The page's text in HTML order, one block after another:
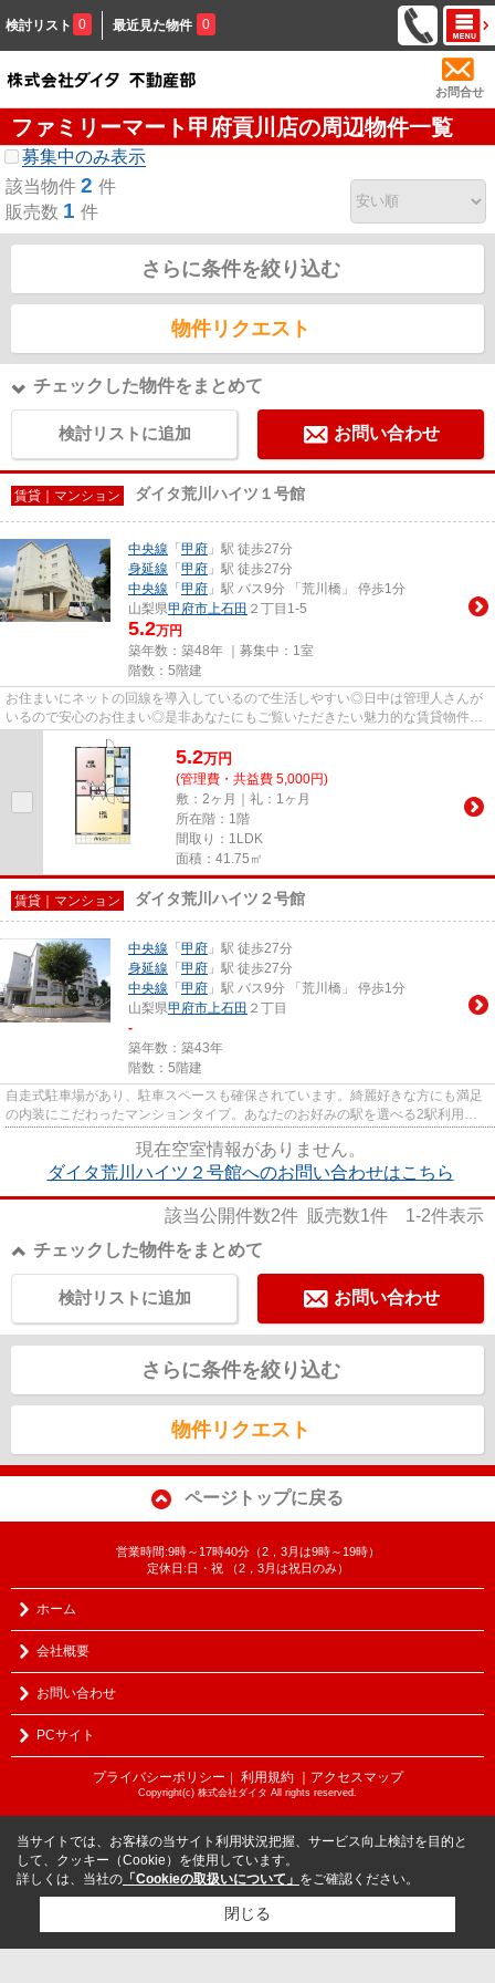
検討リスト 0 最近見た物件 0
お問合せ
ファミリーマート甲府貢川店の周辺物件一覧
募集中のみ表示
該当物件 2 件
販売数 1 件
さらに条件を絞り込む
物件リクエスト
チェックした物件をまとめて
検討リストに追加 お問い合わせ
賃貸｜マンション ダイタ荒川ハイツ１号館
中央線 「 甲府 」駅 徒歩27分
身延線 「 甲府 」駅 徒歩27分
中央線 「 甲府 」駅 バス9分 「荒川橋」 停歩1分
山梨県甲府市上石田 ２丁目1-5
5.2万円
築年数：築48年 ｜募集中： 1室
階数：5階建
お住まいにネットの回線を導入しているので生活しやすい◎日中は管理人さんが
いるので安心のお住まい◎是非あなたにもご覧いただきたい魅力的な賃貸物件◎
よくパソコンを利用する方やスマ...
5.2万円
(管理費・共益費 5,000円)
敷：2ヶ月｜礼：1ヶ月
所在階：1階
間取り：1LDK
面積：41.75㎡
賃貸｜マンション ダイタ荒川ハイツ２号館
中央線 「 甲府 」駅 徒歩27分
身延線 「 甲府 」駅 徒歩27分
中央線 「 甲府 」駅 バス9分 「荒川橋」 停歩1分
山梨県甲府市上石田 ２丁目
-
築年数：築43年
階数：5階建
自走式駐車場があり、駐車スペースも確保されています。綺麗好きな方にも満足
の内装にこだわったマンションタイプ。あなたのお好みの駅を選べる2駅利用可
現在空室情報がありません。
ダイタ荒川ハイツ２号館へのお問い合わせはこちら
該当公開件数2件 販売数1件 1-2件表示
チェックした物件をまとめて
お問い合わせ
検討リストに追加
さらに条件を絞り込む
物件リクエスト
ページトップに戻る
営業時間:9時～17時40分（2，3月は9時～19時）
定休日:日・祝 （2，3月は祝日のみ）
ホーム
会社概要
お問い合わせ
PCサイト
プライバシーポリシー ｜ 利用規約 ｜アクセスマップ
Copyright(c) 株式会社ダイタ All rights reserved.
当サイトでは、お客様の当サイト利用状況把握、サービス向上検討を目的と
して、クッキー（Cookie）を使用しています。
詳しくは、当社の 「Cookieの取扱いについて」 をご確認ください。
閉じる